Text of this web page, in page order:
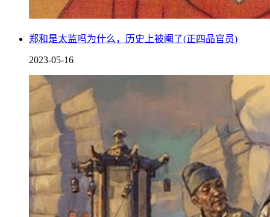
郑和是太监吗为什么，历史上被阉了(正四品官员)
2023-05-16